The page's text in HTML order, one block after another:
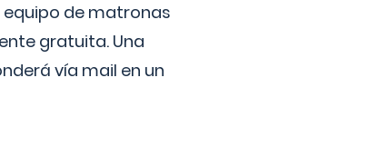
de matronas
gratuita. Una
vía mail en un